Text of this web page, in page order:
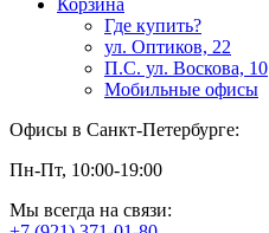
Где купить?
ул. Оптиков, 22
П.С. ул. Воскова, 10
Мобильные офисы
Офисы в Санкт-Петербурге:
Пн-Пт, 10:00-19:00
Мы всегда на связи: